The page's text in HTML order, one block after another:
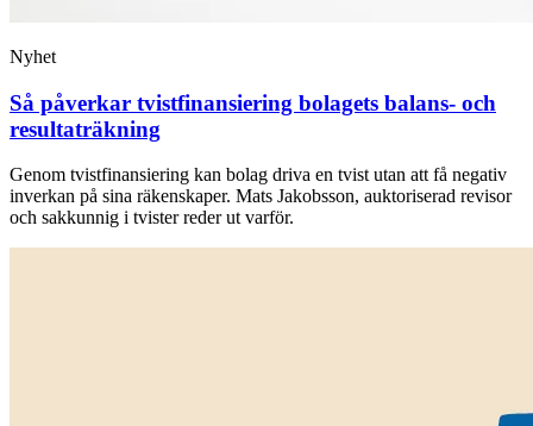
Nyhet
Så påverkar tvist­finansiering bolagets balans- och
resultaträkning
Genom tvistfinansiering kan bolag driva en tvist utan att få negativ
inverkan på sina räkenskaper. Mats Jakobsson, auktoriserad revisor
och sakkunnig i tvister reder ut varför.